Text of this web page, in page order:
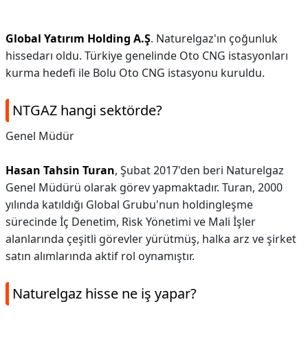
Global Yatırım Holding A.Ş. Naturelgaz'ın çoğunluk
hissedarı oldu. Türkiye genelinde Oto CNG istasyonları
kurma hedefi ile Bolu Oto CNG istasyonu kuruldu.
NTGAZ hangi sektörde?
Genel Müdür
Hasan Tahsin Turan, Şubat 2017'den beri Naturelgaz
Genel Müdürü olarak görev yapmaktadır. Turan, 2000
yılında katıldığı Global Grubu'nun holdingleşme
sürecinde İç Denetim, Risk Yönetimi ve Mali İşler
alanlarında çeşitli görevler yürütmüş, halka arz ve şirket
satın alımlarında aktif rol oynamıştır.
Naturelgaz hisse ne iş yapar?